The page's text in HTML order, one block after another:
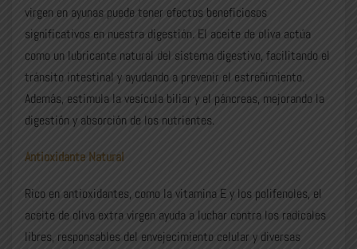
virgen en ayunas puede tener efectos beneficiosos
significativos en nuestra digestión. El aceite de oliva actúa
como un lubricante natural del sistema digestivo, facilitando el
tránsito intestinal y ayudando a prevenir el estreñimiento.
Además, estimula la vesícula biliar y el páncreas, mejorando la
digestión y absorción de los nutrientes.
Antioxidante Natural
Rico en antioxidantes, como la vitamina E y los polifenoles, el
aceite de oliva extra virgen ayuda a luchar contra los radicales
libres, responsables del envejecimiento celular y diversas